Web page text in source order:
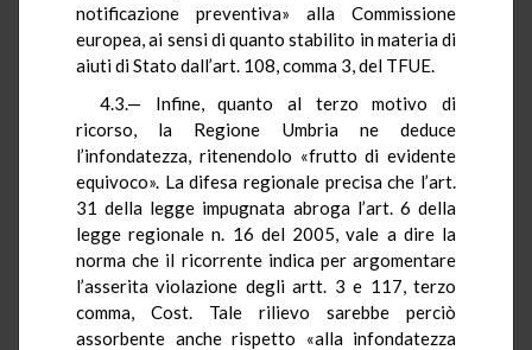
notificazione preventiva» alla Commissione
europea, ai sensi di quanto stabilito in materia di
aiuti di Stato dall’art. 108, comma 3, del TFUE.
4.3.— Infine, quanto al terzo motivo di
ricorso, la Regione Umbria ne deduce
l’infondatezza, ritenendolo «frutto di evidente
equivoco». La difesa regionale precisa che l’art.
31 della legge impugnata abroga l’art. 6 della
legge regionale n. 16 del 2005, vale a dire la
norma che il ricorrente indica per argomentare
l’asserita violazione degli artt. 3 e 117, terzo
comma, Cost. Tale rilievo sarebbe perciò
assorbente anche rispetto «alla infondatezza